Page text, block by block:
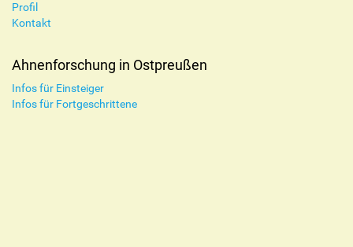
Profil
Kontakt
Ahnenforschung in Ostpreußen
Infos für Einsteiger
Infos für Fortgeschrittene